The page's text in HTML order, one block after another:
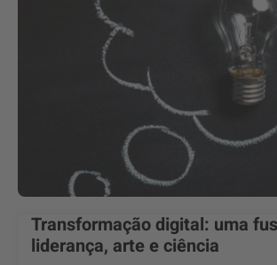
Transformação digital: uma
liderança, arte e ciência